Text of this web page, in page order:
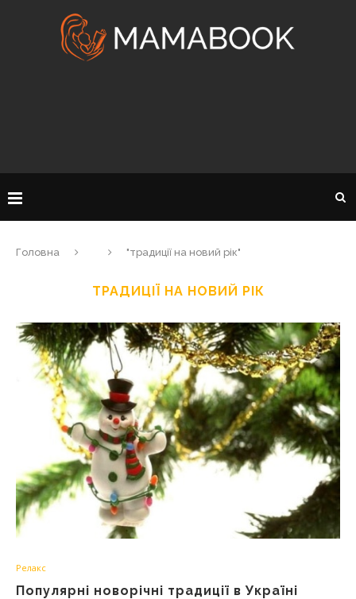
Головна "традиції на новий рік"
ТРАДИЦІЇ НА НОВИЙ РІК
Релакс
Популярні новорічні традиції в Україні